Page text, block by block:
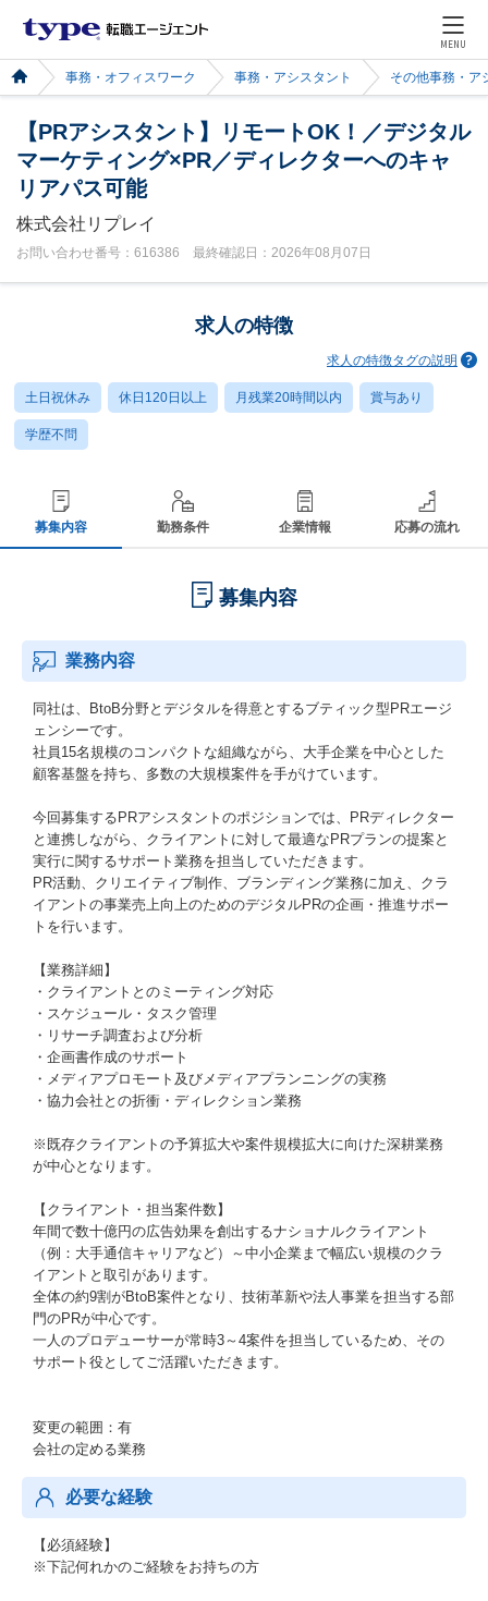
MENU
事務・オフィスワーク 事務・アシスタント その他事務・ア
【PRアシスタント】リモートOK！／デジタル
マーケティング×PR／ディレクターへのキャ
リアパス可能
株式会社リプレイ
お問い合わせ番号：616386 最終確認日：2026年08月07日
求人の特徴
求人の特徴タグの説明
土日祝休み 休日120日以上 月残業20時間以内 賞与あり
学歴不問
募集内容 勤務条件 企業情報 応募の流れ
募集内容
業務内容
同社は、BtoB分野とデジタルを得意とするブティック型PRエージ
ェンシーです。
社員15名規模のコンパクトな組織ながら、大手企業を中心とした
顧客基盤を持ち、多数の大規模案件を手がけています。
今回募集するPRアシスタントのポジションでは、PRディレクター
と連携しながら、クライアントに対して最適なPRプランの提案と
実行に関するサポート業務を担当していただきます。
PR活動、クリエイティブ制作、ブランディング業務に加え、クラ
イアントの事業売上向上のためのデジタルPRの企画・推進サポー
トを行います。
【業務詳細】
・クライアントとのミーティング対応
・スケジュール・タスク管理
・リサーチ調査および分析
・企画書作成のサポート
・メディアプロモート及びメディアプランニングの実務
・協力会社との折衝・ディレクション業務
※既存クライアントの予算拡大や案件規模拡大に向けた深耕業務
が中心となります。
【クライアント・担当案件数】
年間で数十億円の広告効果を創出するナショナルクライアント
（例：大手通信キャリアなど）～中小企業まで幅広い規模のクラ
イアントと取引があります。
全体の約9割がBtoB案件となり、技術革新や法人事業を担当する部
門のPRが中心です。
一人のプロデューサーが常時3～4案件を担当しているため、その
サポート役としてご活躍いただきます。
変更の範囲：有
会社の定める業務
必要な経験
【必須経験】
※下記何れかのご経験をお持ちの方